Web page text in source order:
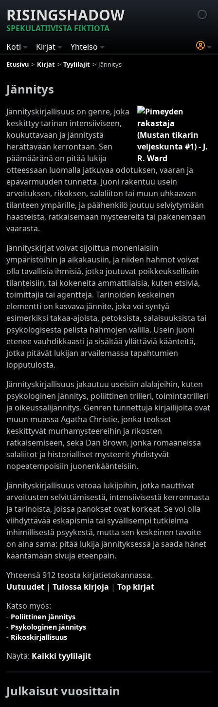
RISINGSHADOW
SPEKULATIIVISTA FIKTIOTA
Koti
Kirjat Yhteisö
Etusivu Kirjat Tyylilajit Jännitys
Jännitys
Jännityskirjallisuus on genre, joka
keskittyy tarinan intensiiviseen,
koukuttavaan ja jännitystä
herättävään kerrontaan. Sen
päämääränä on pitää lukija
otteessaan luomalla jatkuvaa odotuksen, vaaran ja
epävarmuuden tunnetta. Juoni rakentuu usein
arvoituksen, rikoksen, salaliiton tai muun uhkaavan
tilanteen ympärille, ja päähenkilö joutuu selviytymään
haasteista, ratkaisemaan mysteereitä tai pakenemaan
vaarasta.
Jännityskirjat voivat sijoittua monenlaisiin
ympäristöihin ja aikakausiin, ja niiden hahmot voivat
olla tavallisia ihmisiä, jotka joutuvat poikkeuksellisiin
tilanteisiin, tai kokeneita ammattilaisia, kuten etsiviä,
toimittajia tai agentteja. Tarinoiden keskeinen
elementti on kasvava jännite, joka voi syntyä
esimerkiksi takaa-ajoista, petoksista, salaisuuksista tai
psykologisesta pelistä hahmojen välillä. Usein juoni
etenee vauhdikkaasti ja sisältää yllättäviä käänteitä,
jotka pitävät lukijan arvailemassa tapahtumien
lopputulosta.
Jännityskirjallisuus jakautuu useisiin alalajeihin, kuten
psykologinen jännitys, poliittinen trilleri, toimintatrilleri
ja oikeussalijännitys. Genren tunnettuja kirjailijoita ovat
muun muassa Agatha Christie, jonka teokset
keskittyvät murhamysteereihin ja rikosten
ratkaisemiseen, sekä Dan Brown, jonka romaaneissa
salaliitot ja historialliset mysteerit yhdistyvät
nopeatempoisiin juonenkäänteisiin.
Jännityskirjallisuus vetoaa lukijoihin, jotka nauttivat
arvoitusten selvittämisestä, intensiivisestä kerronnasta
ja tarinoista, joissa panokset ovat korkeat. Se voi olla
viihdyttävää eskapismia tai syvällisempi tutkielma
inhimillisestä psyykestä, mutta sen keskeinen tavoite
on aina sama: pitää lukija jännityksessä ja saada hänet
kääntämään sivuja eteenpäin.
Yhteensä 912 teosta kirjatietokannassa.
Uutuudet |Tulossa kirjoja |Top kirjat
Katso myös:
- Poliittinen jännitys
- Psykologinen jännitys
- Rikoskirjallisuus
Näytä: Kaikki tyylilajit
Julkaisut vuosittain